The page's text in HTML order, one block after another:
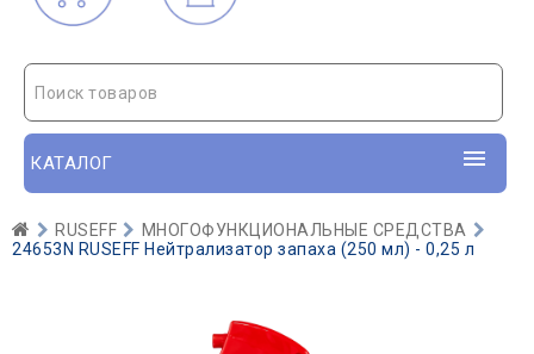
Поиск товаров
КАТАЛОГ
RUSEFF
МНОГОФУНКЦИОНАЛЬНЫЕ СРЕДСТВА
24653N RUSEFF Нейтрализатор запаха (250 мл) - 0,25 л